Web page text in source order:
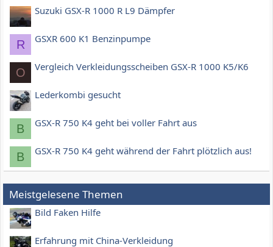
Suzuki GSX-R 1000 R L9 Dämpfer
R GSXR 600 K1 Benzinpumpe
O Vergleich Verkleidungsscheiben GSX-R 1000 K5/K6
Lederkombi gesucht
B GSX-R 750 K4 geht bei voller Fahrt aus
B GSX-R 750 K4 geht während der Fahrt plötzlich aus!
Meistgelesene Themen
Bild Faken Hilfe
Erfahrung mit China-Verkleidung